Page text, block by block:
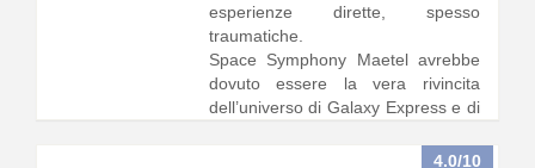
esperienze dirette, spesso
traumatiche.
Space Symphony Maetel avrebbe
dovuto essere la vera rivincita
dell’universo di Galaxy Express e di
4.0/10